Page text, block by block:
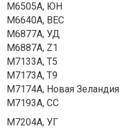
M6505A, ЮН
M6640A, ВЕС
M6877A, УД
M6887A, Z1
М7133А, Т5
М7173А, Т9
M7174A, Новая Зеландия
M7193A, СС
M7204A, УГ